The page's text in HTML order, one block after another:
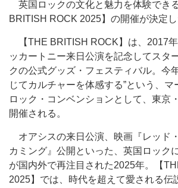
英国ロックの文化と魅力を体験でき
BRITISH ROCK 2025】の開催が決定し
【THE BRITISH ROCK】は、2017
ッカートニー来日公演を記念してスタ
クの公式グッズ・フェスティバル。今
じてカルチャーを体感する”という、
ロック・コンベンションとして、東京
開催される。
オアシスの来日公演、映画『レッド
カミング』公開といった、英国ロック
が国内外で再注目された2025年。【
2025】では、時代を超えて愛される伝